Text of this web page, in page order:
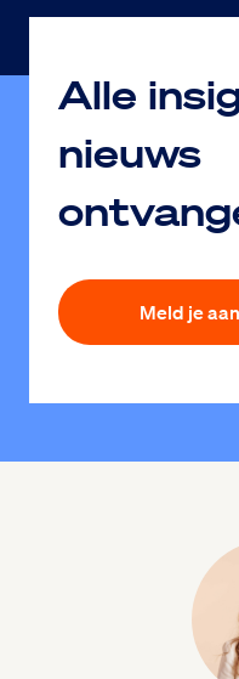
Alle
nieuws
Meld je